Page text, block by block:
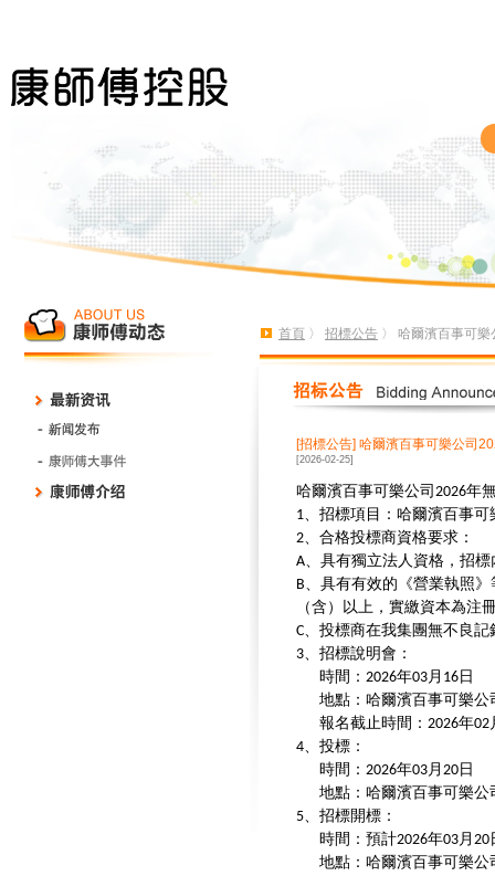
首頁 〉 招標公告 〉 哈爾濱百事可
[招標公告] 哈爾濱百事可樂公司
[2026-02-25]
哈爾濱百事可樂公司 2026年
1、招標項目：哈爾濱百事可
2、合格投標商資格要求：
A、具有獨立法人資格，招
B、具有有效的《營業執照
（含）以上，實繳資本為注
C、投標商在我集團無不良
3、招標說明會：
時間： 2026年03月 16 日
地點：哈爾濱百事可樂公
報名截止時間： 2026年02
4、投標：
時間： 2026年03月 20 日
地點：哈爾濱百事可樂公
5、招標開標：
時間：預計2026年03月 20
地點：哈爾濱百事可樂公